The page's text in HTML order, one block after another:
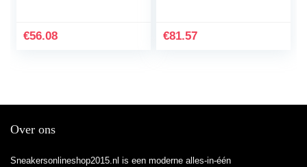
€56.08 €81.57
Over ons
Sneakersonlineshop2015.nl is een moderne alles-in-één